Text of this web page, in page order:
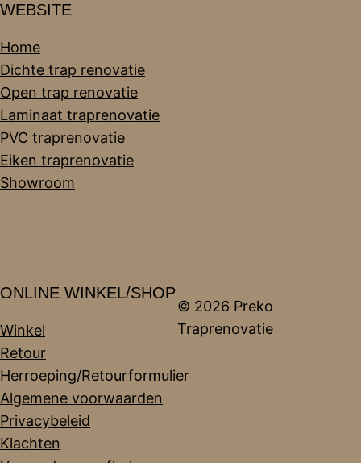
WEBSITE
Home
Dichte trap renovatie
Open trap renovatie
Laminaat traprenovatie
PVC traprenovatie
Eiken traprenovatie
Showroom
ONLINE WINKEL/SHOP
Winkel
Retour
Herroeping/Retourformulier
Algemene voorwaarden
Privacybeleid
Klachten
© 2026 Preko
Traprenovatie